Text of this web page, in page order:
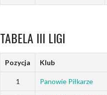
TABELA III LIGI
Pozycja Klub
1 Panowie Piłkarze